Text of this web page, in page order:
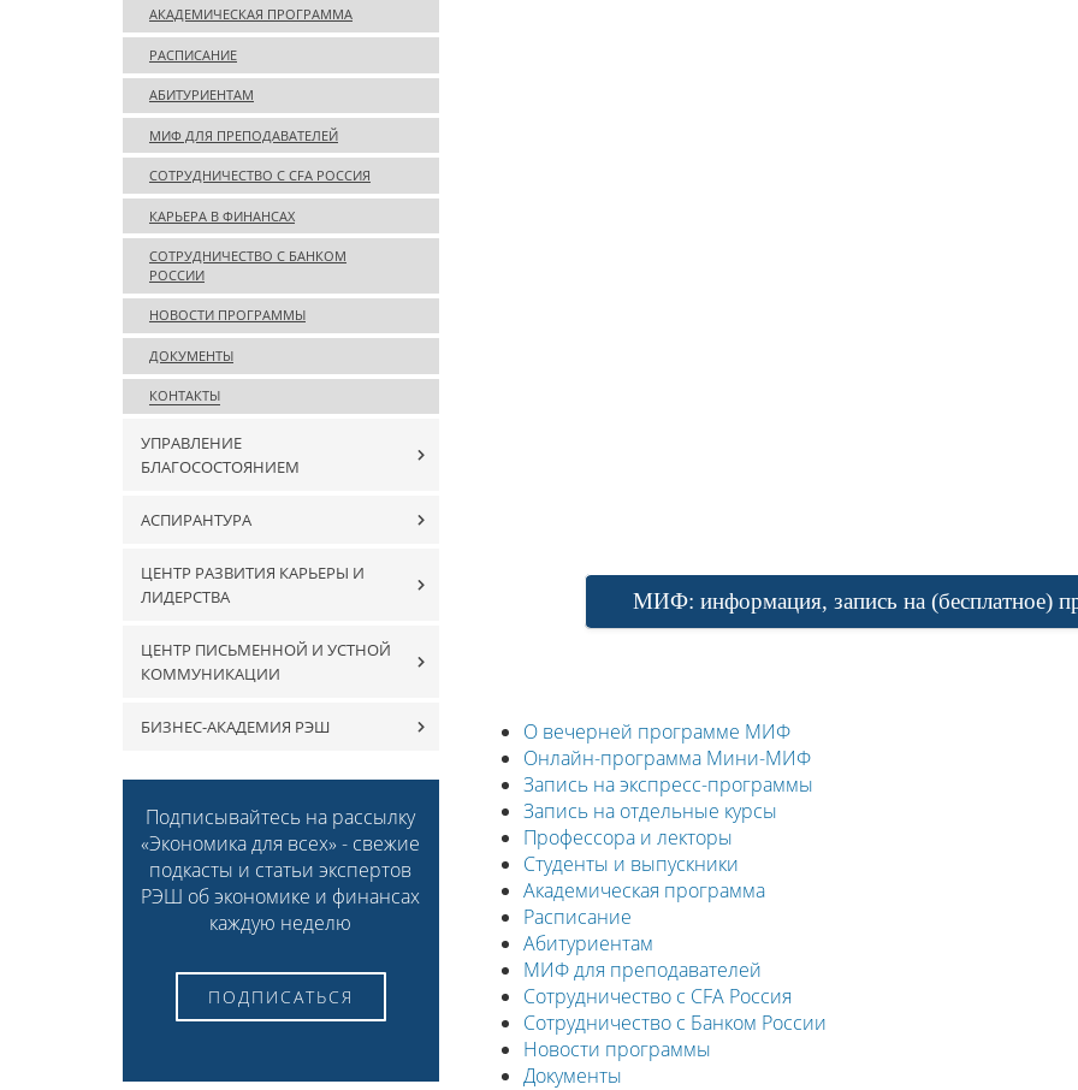
МИФ: информация, запись на (бесплатное)
О вечерней программе МИФ
Онлайн-программа Мини-МИФ
Запись на экспресс-программы
Запись на отдельные курсы
Профессора и лекторы
Студенты и выпускники
Академическая программа
Расписание
Абитуриентам
МИФ для преподавателей
Сотрудничество с CFA Россия
Сотрудничество с Банком России
Новости программы
Документы
АКАДЕМИЧЕСКАЯ ПРОГРАММА
РАСПИСАНИЕ
АБИТУРИЕНТАМ
МИФ ДЛЯ ПРЕПОДАВАТЕЛЕЙ
СОТРУДНИЧЕСТВО С CFA РОССИЯ
КАРЬЕРА В ФИНАНСАХ
СОТРУДНИЧЕСТВО С БАНКОМ
РОССИИ
НОВОСТИ ПРОГРАММЫ
ДОКУМЕНТЫ
КОНТАКТЫ
УПРАВЛЕНИЕ
БЛАГОСОСТОЯНИЕМ
АСПИРАНТУРА
ЦЕНТР РАЗВИТИЯ КАРЬЕРЫ И
ЛИДЕРСТВА
ЦЕНТР ПИСЬМЕННОЙ И УСТНОЙ
КОММУНИКАЦИИ
БИЗНЕС-АКАДЕМИЯ РЭШ
Подписывайтесь на рассылку
«Экономика для всех» - свежие
подкасты и статьи экспертов
РЭШ об экономике и финансах
каждую неделю
ПОДПИСАТЬСЯ